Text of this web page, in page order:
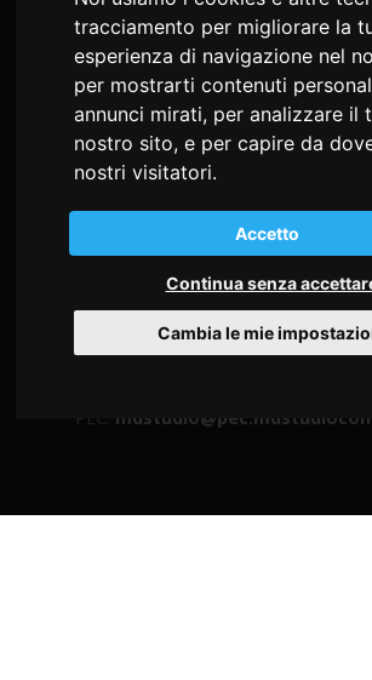
tracciamento per migliorare la
esperienza di navigazione nel
per mostrarti contenuti
annunci mirati, per analizzare il
nostro sito, e per capire da
nostri visitatori.
Accetto
Continua senza
Cambia le mie
md studio congressi Snc
di Sonia Alessio e Cristiana
Via Giosuè Carducci, 22
34125 Trieste - Italia
C.F. e P.I. 02197530302
Tel
+39 040 9712360
Fax +39 0432 507533
PEC: